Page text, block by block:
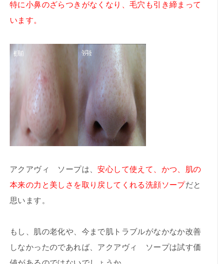
特に小鼻のざらつきがなくなり、毛穴も引き締まって
います。
アクアヴィ ソープは、安心して使えて、かつ、肌の
本来の力と美しさを取り戻してくれる洗顔ソープだと
思います。
もし、肌の老化や、今まで肌トラブルがなかなか改善
しなかったのであれば、アクアヴィ ソープは試す価